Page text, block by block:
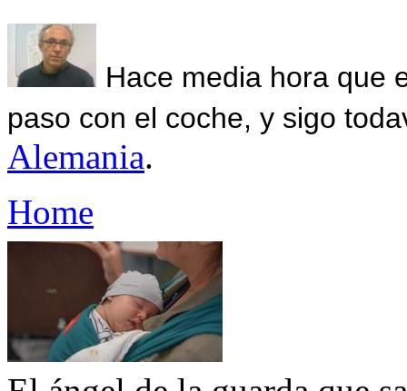
Hace media hora que
paso con el coche, y sigo
Alemania.
Home